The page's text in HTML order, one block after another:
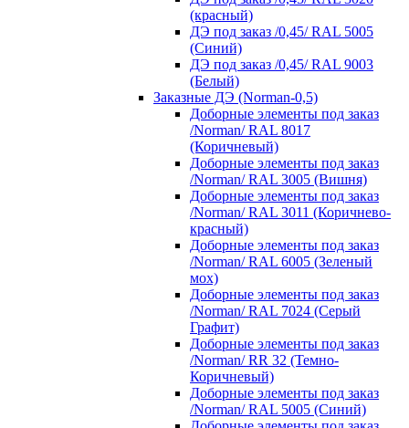
(красный)
ДЭ под заказ /0,45/ RAL 5005
(Синий)
ДЭ под заказ /0,45/ RAL 9003
(Белый)
Заказные ДЭ (Norman-0,5)
Доборные элементы под заказ
/Norman/ RAL 8017
(Коричневый)
Доборные элементы под заказ
/Norman/ RAL 3005 (Вишня)
Доборные элементы под заказ
/Norman/ RAL 3011 (Коричнево-
красный)
Доборные элементы под заказ
/Norman/ RAL 6005 (Зеленый
мох)
Доборные элементы под заказ
/Norman/ RAL 7024 (Серый
Графит)
Доборные элементы под заказ
/Norman/ RR 32 (Темно-
Коричневый)
Доборные элементы под заказ
/Norman/ RAL 5005 (Синий)